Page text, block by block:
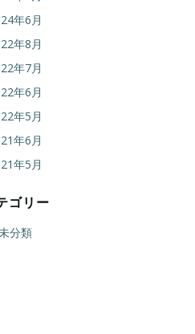
年6月
年8月
年7月
年6月
年5月
年6月
年5月
ゴリー
分類